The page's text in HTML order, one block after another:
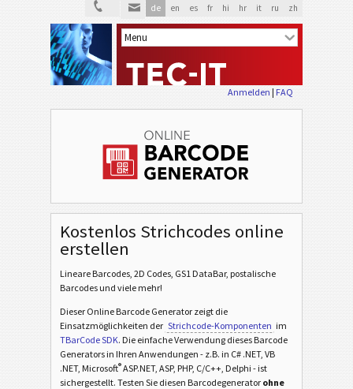
de en es fr hi hr it ru zh
Anmelden | FAQ
Kostenlos Strichcodes online
erstellen
Lineare Barcodes, 2D Codes, GS1 DataBar, postalische
Barcodes und viele mehr!
Dieser Online Barcode Generator zeigt die
Einsatzmöglichkeiten der Strichcode-Komponenten im
TBarCode SDK. Die einfache Verwendung dieses Barcode
Generators in Ihren Anwendungen - z.B. in C# .NET, VB
.NET, Microsoft®ASP.NET, ASP, PHP, C/C++, Delphi - ist
sichergestellt. Testen Sie diesen Barcodegenerator ohne